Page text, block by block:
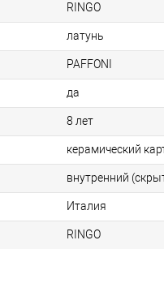
RINGO
латунь
PAFFONI
да
8 лет
керамический
внутренний
Италия
RINGO